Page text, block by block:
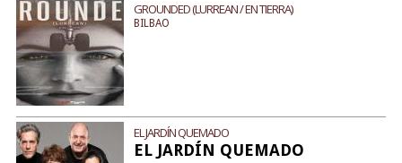
GROUNDED (LURREAN / EN TIERRA)
BILBAO
EL JARDÍN QUEMADO
EL JARDÍN QUEMADO